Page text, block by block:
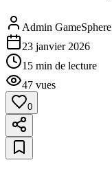
Admin GameSphere
23 janvier 2026
15 min de lecture
47 vues
0